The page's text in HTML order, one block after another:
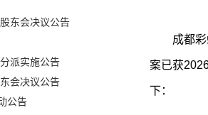
东会决议公告
派实施公告
会决议公告
公告
成都
案已获
下：